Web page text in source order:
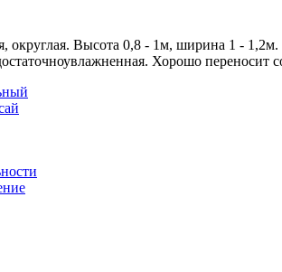
округлая. Высота 0,8 - 1м, ширина 1 -
Хорошо